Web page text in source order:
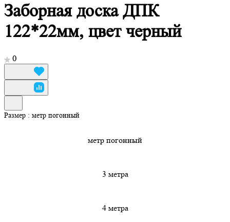
Заборная доска ДПК
122*22мм, цвет черный
0
Размер : метр погонный
метр погонный
3 метра
4 метра